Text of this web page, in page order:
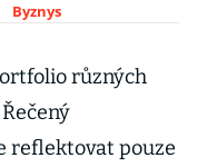
říká Šenkypl.
umělá
inteligence
Byznys
různých
reflektovat pouze